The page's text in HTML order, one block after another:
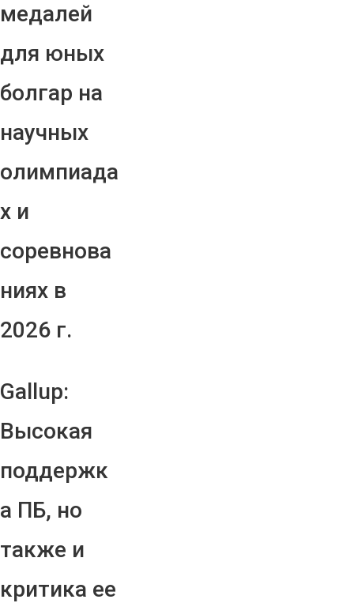
медалей
для юных
болгар на
научных
олимпиада
х и
соревнова
ниях в
2026 г.
Gallup:
Высокая
поддержк
а ПБ, но
также и
критика ее